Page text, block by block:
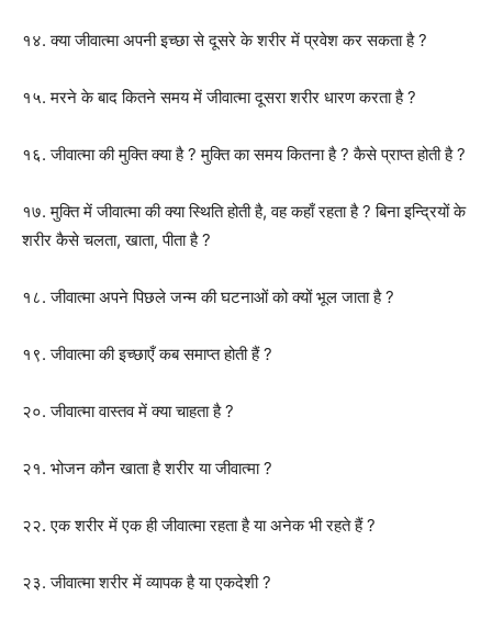
१४. क्या जीवात्मा अपनी इच्छा से दूसरे के शरीर में प्रवेश कर सकता है ?
१५. मरने के बाद कितने समय में जीवात्मा दूसरा शरीर धारण करता है ?
१६. जीवात्मा की मुक्ति क्या है ? मुक्ति का समय कितना है ? कैसे प्राप्त होती है ?
१७. मुक्ति में जीवात्मा की क्या स्थिति होती है, वह कहाँ रहता है ? बिना इन्द्रियों के
शरीर कैसे चलता, खाता, पीता है ?
१८. जीवात्मा अपने पिछले जन्म की घटनाओं को क्यों भूल जाता है ?
१९. जीवात्मा की इच्छाएँ कब समाप्त होती हैं ?
२०. जीवात्मा वास्तव में क्या चाहता है ?
२१. भोजन कौन खाता है शरीर या जीवात्मा ?
२२. एक शरीर में एक ही जीवात्मा रहता है या अनेक भी रहते हैं ?
२३. जीवात्मा शरीर में व्यापक है या एकदेशी ?